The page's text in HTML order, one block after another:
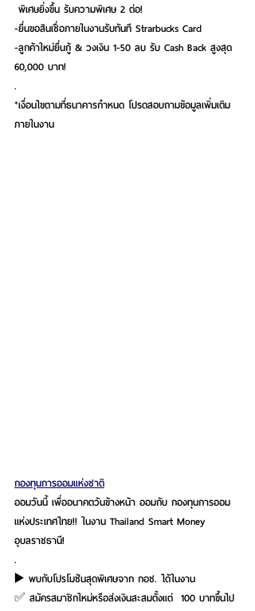
พิเศษยิ่งขึ้น รับความพิเศษ 2 ต่อ!
-ยื่นขอสินเชื่อภายในงานรับทันที Strarbucks Card
-ลูกค้าใหม่ยื่นกู้ & วงเงิน 1-50 ลบ รับ Cash Back สูงสุด
60,000 บาท!
.
*เงื่อนไขตามที่ธนาคารกำหนด โปรดสอบถามข้อมูลเพิ่มเติม
ภายในงาน
กองทุนการออมแห่งชาติ
ออมวันนี้ เพื่ออนาคตวันข้างหน้า ออมกับ กองทุนการออม
แห่งประเทศไทย!! ในงาน Thailand Smart Money
อุบลราชธานี!
.
▶️ พบกับโปรโมชันสุดพิเศษจาก กอช. ได้ในงาน
✅ สมัครสมาชิกใหม่หรือส่งเงินสะสมตั้งแต่  100 บาทขึ้นไป